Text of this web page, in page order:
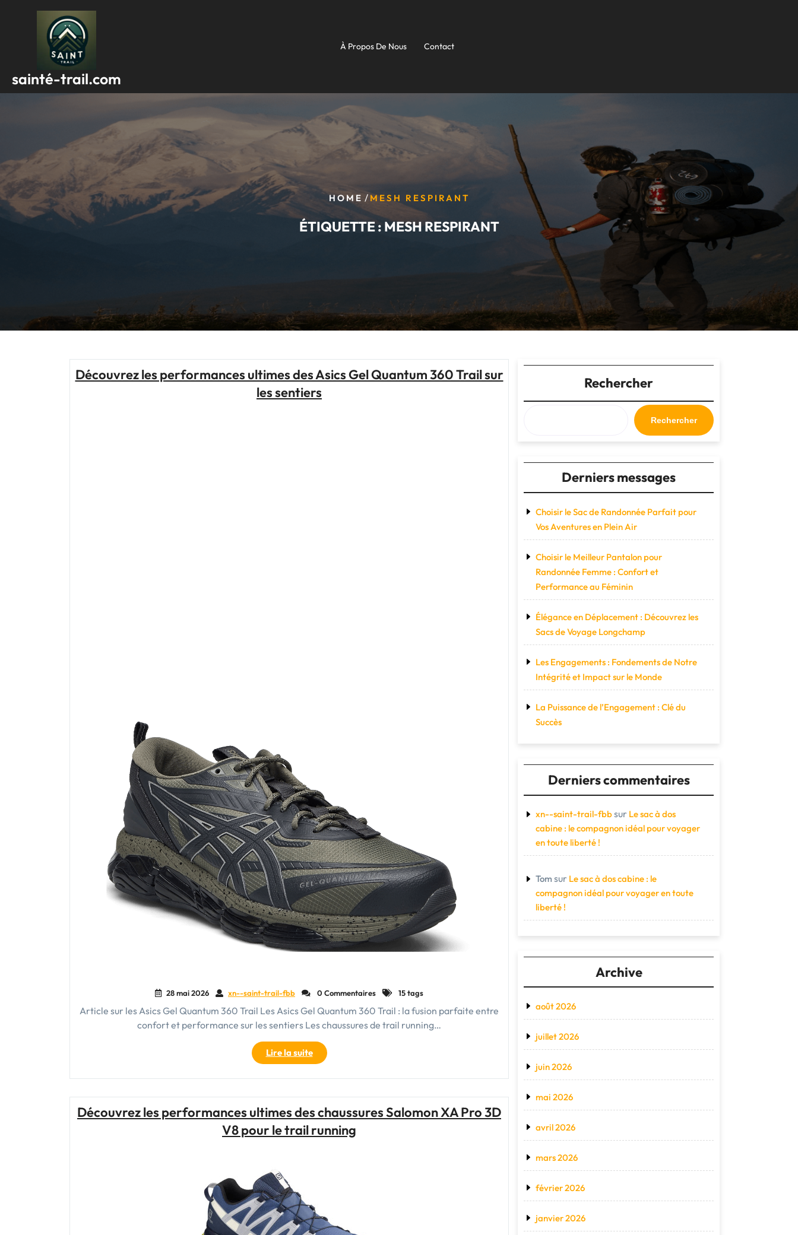
sainté-trail.com
À Propos De Nous Contact
HOME / MESH RESPIRANT
ÉTIQUETTE : MESH RESPIRANT
Découvrez les performances ultimes des Asics Gel Quantum 360 Trail sur
les sentiers
28 mai 2026 xn--saint-trail-fbb 0 Commentaires 15 tags
Article sur les Asics Gel Quantum 360 Trail Les Asics Gel Quantum 360 Trail : la fusion parfaite entre
confort et performance sur les sentiers Les chaussures de trail running…
Lire la suite"Découvrez
les
performances
Asics
Gel
sentiers"
Découvrez les performances ultimes des chaussures Salomon XA Pro 3D
V8 pour le trail running
Rechercher
Rechercher
Derniers messages
Choisir le Sac de Randonnée Parfait pour
Vos Aventures en Plein Air
Choisir le Meilleur Pantalon pour
Randonnée Femme : Confort et
Performance au Féminin
Élégance en Déplacement : Découvrez les
Sacs de Voyage Longchamp
Les Engagements : Fondements de Notre
Intégrité et Impact sur le Monde
La Puissance de l’Engagement : Clé du
Succès
Derniers commentaires
xn--saint-trail-fbbsur Le sac à dos
cabine : le compagnon idéal pour voyager
en toute liberté !
Tom sur Le sac à dos cabine : le
compagnon idéal pour voyager en toute
liberté !
Archive
août 2026
juillet 2026
juin 2026
mai 2026
avril 2026
mars 2026
février 2026
janvier 2026